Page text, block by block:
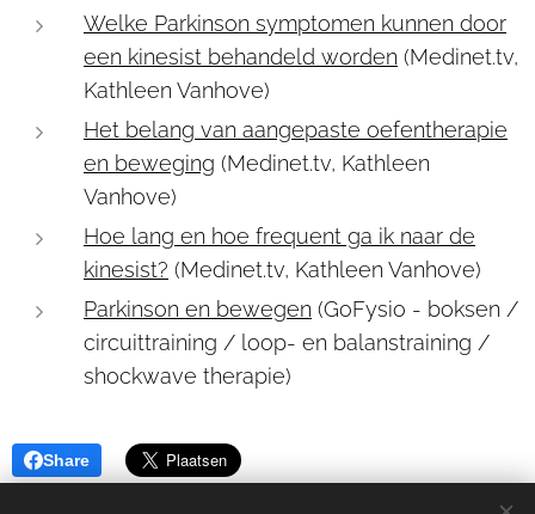
Welke Parkinson symptomen kunnen door
een kinesist behandeld worden (Medinet.tv,
Kathleen Vanhove)
Het belang van aangepaste oefentherapie
en beweging (Medinet.tv, Kathleen
Vanhove)
Hoe lang en hoe frequent ga ik naar de
kinesist? (Medinet.tv, Kathleen Vanhove)
Parkinson en bewegen (GoFysio - boksen /
circuittraining / loop- en balanstraining /
shockwave therapie)
Share